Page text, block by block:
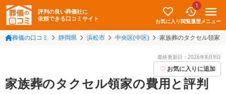
評判の良い葬儀社に
依頼できる口コミサイト
お気に入り
1
閲覧履歴メニュー
葬儀の口コミ 静岡県 浜松市 中央区(中区) 家族葬のタクセル領家
最終更新日： 2026年8月9日
お気に入りに追加
家族葬のタクセル領家の費用と評判